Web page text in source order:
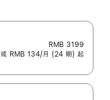
RMB 3199
或 RMB 134/月 (24 期) 起